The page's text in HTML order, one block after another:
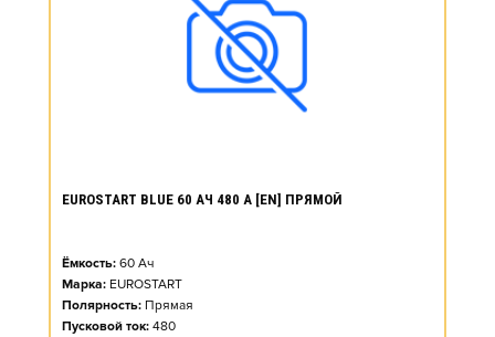
EUROSTART BLUE 60 АЧ 480 А [EN] ПРЯМОЙ
Ёмкость: 60 Ач
Марка: EUROSTART
Полярность: Прямая
Пусковой ток: 480